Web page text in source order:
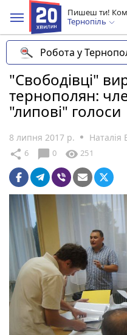
Пишеш ти!
Тернопіль
Робота у
"Свободівці"
тернополян:
"липові" голоси
8 липня 2017 р.
share 6 chat_bubble 0 visibility 251